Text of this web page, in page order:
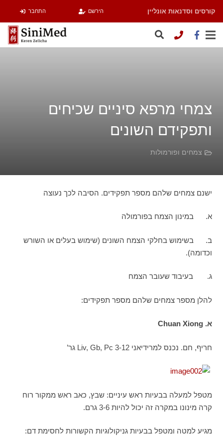
קורסים וסדנאות אונליין הירשם התחבר
צמחי מרפא סיניים שכיחים
ותפקידם השונים
צמחים ופורמולות
ישנם צמחים שלהם מספר תפקידים. הסיבה לכך נעוצה
א. במינון הצמח בפורמולה
ב. בשימוש בחלקי הצמח השונים (שימוש בעלים או השורש
וכדומה).
ג. בעיבוד שעובר הצמח
להלן מספר צמחים שלהם מספר תפקידים:
א.Chuan Xiong
חריף, חם. נכנס למרידיאני Liv, Gb, Pc 3-12 גר’
מטפל למעלה בבעיות ראש עיניים: שבץ, כאב ראש ממקור רוח
קרה מינונו במקרה זה יכול להיות 3-6 גרם.
מגיע למטה ומטפל בבעיות גניקולוגיות הקשורות לחסימת דם: